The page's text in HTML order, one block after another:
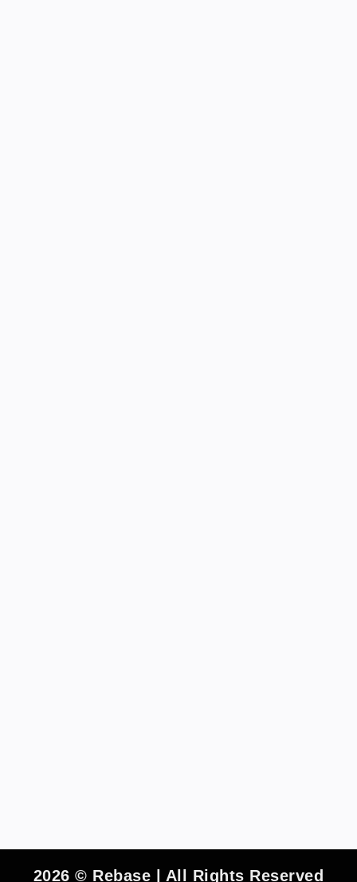
2026 © Rebase | All Rights Reserved